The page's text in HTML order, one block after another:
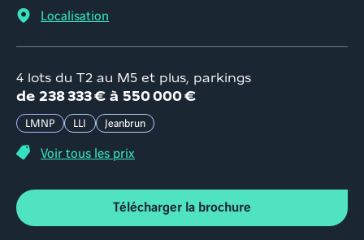
Localisation
4 lots du T2 au M5 et plus, parkings
de 238 333 € à 550 000 €
LMNP LLI Jeanbrun
Voir tous les prix
Télécharger la brochure